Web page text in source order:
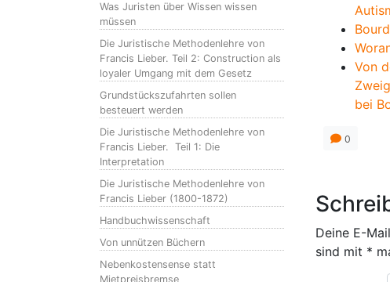
Was Juristen über Wissen wissen
müssen
Die Juristische Methodenlehre von
Francis Lieber. Teil 2: Construction als
loyaler Umgang mit dem Gesetz
Grundstückszufahrten sollen
besteuert werden
Die Juristische Methodenlehre von
Francis Lieber. Teil 1: Die
Interpretation
Die Juristische Methodenlehre von
Francis Lieber (1800-1872)
Handbuchwissenschaft
Von unnützen Büchern
Nebenkostensense statt
Mietpreisbremse
Von
bei
0
Deine E-
sind mit *